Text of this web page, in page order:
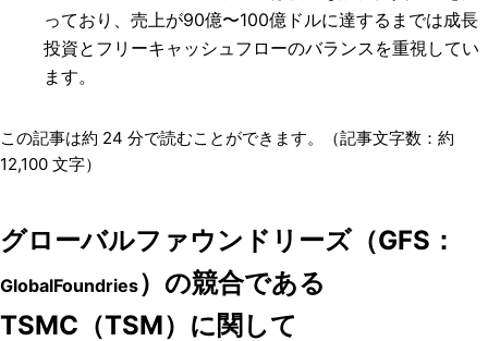
っており、売上が90億〜100億ドルに達するまでは成長
投資とフリーキャッシュフローのバランスを重視してい
ます。
この記事は約 24 分で読むことができます。（記事文字数：約
12,100 文字）
グローバルファウンドリーズ（GFS：
GlobalFoundries）の競合である
TSMC（TSM）に関して